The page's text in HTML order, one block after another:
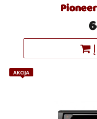
Į
AKCIJA